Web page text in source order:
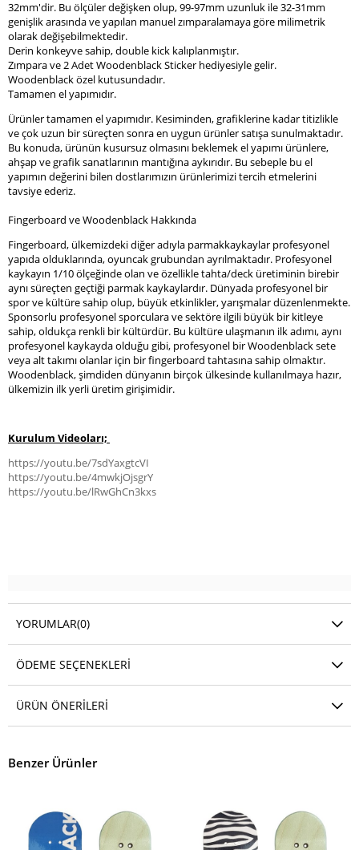
32mm'dir. Bu ölçüler değişken olup, 99-97mm uzunluk ile 32-31mm
genişlik arasında ve yapılan manuel zımparalamaya göre milimetrik
olarak değişebilmektedir.
Derin konkeyve sahip, double kick kalıplanmıştır.
Zımpara ve 2 Adet Woodenblack Sticker hediyesiyle gelir.
Woodenblack özel kutusundadır.
Tamamen el yapımıdır.
Ürünler tamamen el yapımıdır. Kesiminden, grafiklerine kadar titizlikle
ve çok uzun bir süreçten sonra en uygun ürünler satışa sunulmaktadır.
Bu konuda, ürünün kusursuz olmasını beklemek el yapımı ürünlere,
ahşap ve grafik sanatlarının mantığına aykırıdır. Bu sebeple bu el
yapımın değerini bilen dostlarımızın ürünlerimizi tercih etmelerini
tavsiye ederiz.
Fingerboard ve Woodenblack Hakkında
Fingerboard, ülkemizdeki diğer adıyla parmakkaykaylar profesyonel
yapıda olduklarında, oyuncak grubundan ayrılmaktadır. Profesyonel
kaykayın 1/10 ölçeğinde olan ve özellikle tahta/deck üretiminin birebir
aynı süreçten geçtiği parmak kaykaylardır. Dünyada profesyonel bir
spor ve kültüre sahip olup, büyük etkinlikler, yarışmalar düzenlenmekte.
Sponsorlu profesyonel sporculara ve sektöre ilgili büyük bir kitleye
sahip, oldukça renkli bir kültürdür. Bu kültüre ulaşmanın ilk adımı, aynı
profesyonel kaykayda olduğu gibi, profesyonel bir Woodenblack sete
veya alt takımı olanlar için bir fingerboard tahtasına sahip olmaktır.
Woodenblack, şimdiden dünyanın birçok ülkesinde kullanılmaya hazır,
ülkemizin ilk yerli üretim girişimidir.
Kurulum Videoları;
https://youtu.be/7sdYaxgtcVI
https://youtu.be/4mwkjOjsgrY
https://youtu.be/lRwGhCn3kxs
YORUMLAR(0)
ÖDEME SEÇENEKLERI
ÜRÜN ÖNERILERI
Benzer Ürünler